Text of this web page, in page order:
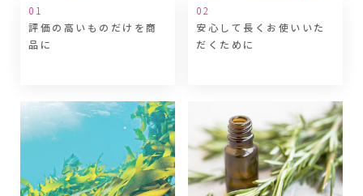
評価の高いものだけを商
品に
安心して長くお使いいた
だくために